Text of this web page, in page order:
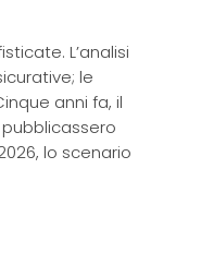
L’analisi
le
anni fa, il
lo scenario